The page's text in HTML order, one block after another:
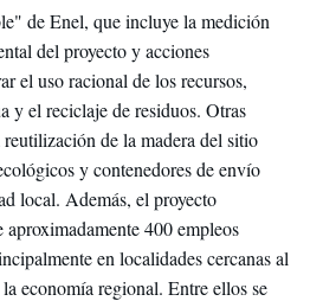
de Enel, que incluye la medición
del proyecto y acciones
el uso racional de los recursos,
y el reciclaje de residuos. Otras
de la madera del sitio
y contenedores de envío
local. Además, el proyecto
400 empleos
en localidades cercanas al
economía regional. Entre ellos se